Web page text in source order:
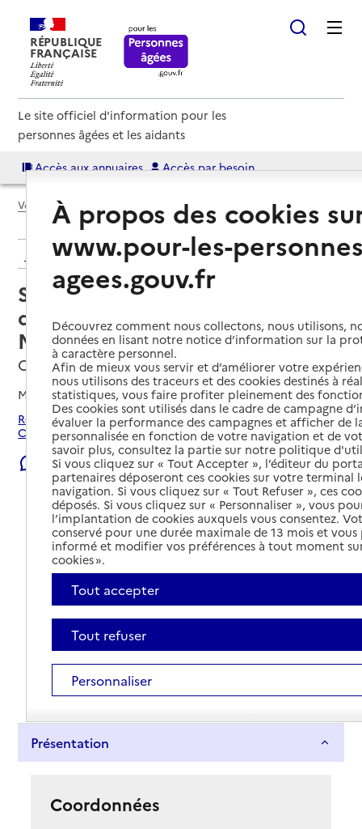
RÉPUBLIQUE
FRANÇAISE
Le site officiel d'information pour les
personnes âgées et les aidants
Accès aux annuaires Accès par besoin
Voir le fil d’Ariane
Retour aux résultats de l'annuaire
Service de soins infirmiers à
domicile – SSIAD - Oxance -
Mutuelles de France
Carros, ALPES-MARITIMES
Mis à jour le08/08/2026
Rechercher les établissements et services autour de
Carros.
Signaler une erreur
Présentation
Coordonnées
À propos des cookies
www.pour-les-
agees.gouv.fr
Découvrez comment nous collectons, nous utilisons,
données en lisant notre notice d’information sur la
à caractère personnel.
Afin de mieux vous servir et d’améliorer votre
nous utilisons des traceurs et des cookies destinés à
statistiques, vous faire profiter pleinement des
Des cookies sont utilisés dans le cadre de campagne
évaluer la performance des campagnes et afficher de
personnalisée en fonction de votre navigation et de
savoir plus, consultez la partie sur notre politique
Si vous cliquez sur « Tout Accepter », l’éditeur du
partenaires déposeront ces cookies sur votre terminal
navigation. Si vous cliquez sur « Tout Refuser », ces
déposés. Si vous cliquez sur « Personnaliser », vous
l’implantation de cookies auxquels vous consentez.
conservé pour une durée maximale de 13 mois et
informé et modifier vos préférences à tout moment
cookies ».
Tout accepter
Tout refuser
Personnaliser